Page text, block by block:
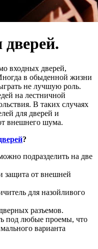
входных дверей,
в обыденной жизни
не лучшую роль.
на лестничной
В таких случаях
для дверей и
внешнего шума.
?
подразделить на две
защита от внешней
для назойливого
разъемов.
под любые проемы, что
варианта